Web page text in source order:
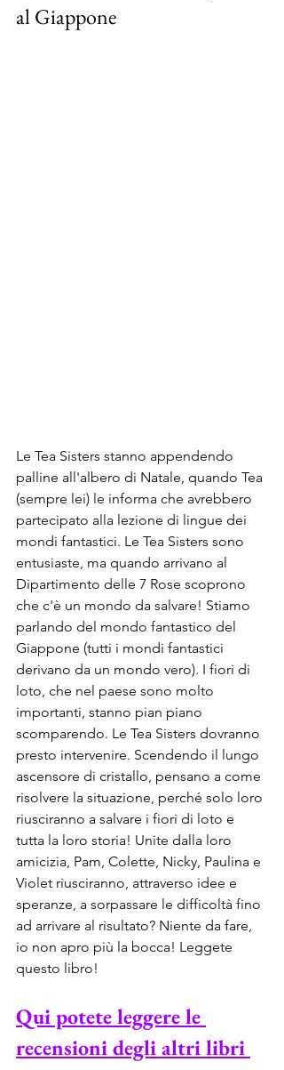
al Giappone
Le Tea Sisters stanno appendendo
palline all'albero di Natale, quando Tea
(sempre lei) le informa che avrebbero
partecipato alla lezione di lingue dei
mondi fantastici. Le Tea Sisters sono
entusiaste, ma quando arrivano al
Dipartimento delle 7 Rose scoprono
che c'è un mondo da salvare! Stiamo
parlando del mondo fantastico del
Giappone (tutti i mondi fantastici
derivano da un mondo vero). I fiori di
loto, che nel paese sono molto
importanti, stanno pian piano
scomparendo. Le Tea Sisters dovranno
presto intervenire. Scendendo il lungo
ascensore di cristallo, pensano a come
risolvere la situazione, perché solo loro
riusciranno a salvare i fiori di loto e
tutta la loro storia! Unite dalla loro
amicizia, Pam, Colette, Nicky, Paulina e
Violet riusciranno, attraverso idee e
speranze, a sorpassare le difficoltà fino
ad arrivare al risultato? Niente da fare,
io non apro più la bocca! Leggete
questo libro!
Qui potete leggere le
recensioni degli altri libri